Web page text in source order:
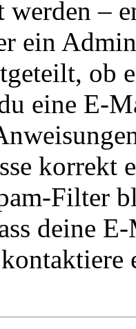
werden –
ein
ob
eine E-
korrekt
Filter
deine